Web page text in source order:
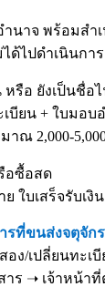
นาจ พร้อมสำ
ด้ไปดำเนินการ
รือ ยังเป็นชื่อ
บียน + ใบมอ
าณ 2,000-
อซื้อสด
ใบเสร็จรับเงิ
รที่ขนส่งจตุจักร
อง/เปลี่ยนทะเ
าร ➝ เจ้าหน้า